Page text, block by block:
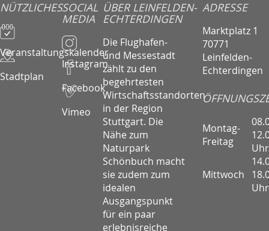
NÜTZLICHES
Veranstaltungskalender
Stadtplan
SOCIAL
MEDIA
Instagram
Facebook
Vimeo
ÜBER LEINFELDEN-
ECHTERDINGEN
Die Flughafen-
und Messestadt
zählt zu den
begehrtesten
Wirtschaftsstandorten
in der Region
Stuttgart. Die
Nähe zum
Naturpark
Schönbuch macht
sie zudem zum
idealen
Ausgangspunkt
für ein paar
erlebnisreiche
ADRESSE
Marktplatz 1
70771
Leinfelden-
Echterdingen
Montag-
Freitag
Uhr
Mittwoch
Uhr